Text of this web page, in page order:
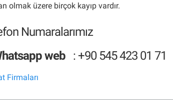
olmak üzere birçok kayıp vardır.
Numaralarımız
web : +90 545 423 01 71
Firmaları